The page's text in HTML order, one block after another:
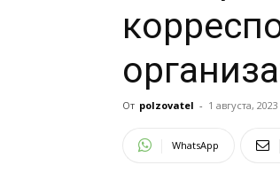
От polzovatel - 1 августа, 2023
WhatsApp